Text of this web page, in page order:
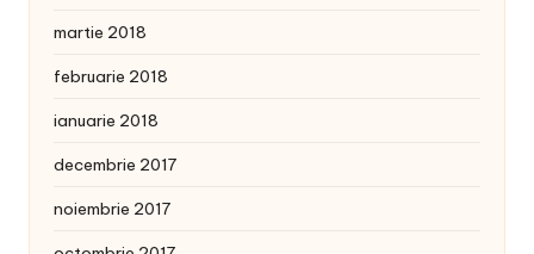
martie 2018
februarie 2018
ianuarie 2018
decembrie 2017
noiembrie 2017